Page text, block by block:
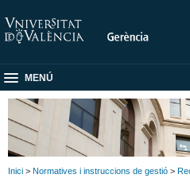
MENÚ
Inici > Normatives i instruccions de gestió >